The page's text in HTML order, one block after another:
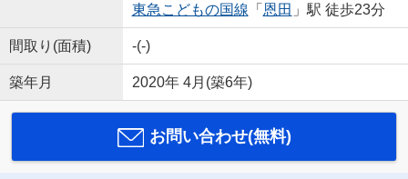
東急こどもの国線 「 恩田 」駅 徒歩23分
間取り(面積) -(-)
築年月 2020年 4月(築6年)
お問い合わせ(無料)